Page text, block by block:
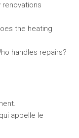
renovations
the heating
handles repairs?
appelle le